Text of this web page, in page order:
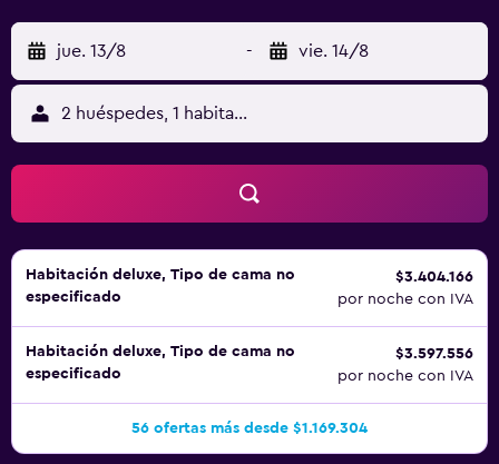
jue. 13/8 - vie. 14/8
2 huéspedes, 1 habitación
Habitación deluxe, Tipo de cama no
especificado
$3.404.166
por noche con IVA
Habitación deluxe, Tipo de cama no
especificado
$3.597.556
por noche con IVA
56 ofertas más desde $1.169.304